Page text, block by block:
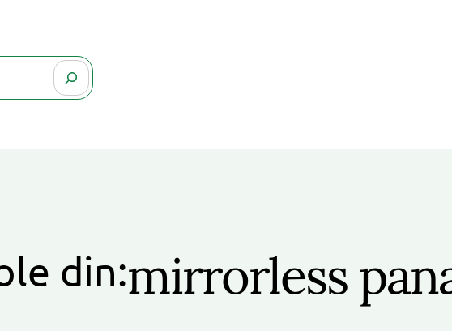
din:mirrorless